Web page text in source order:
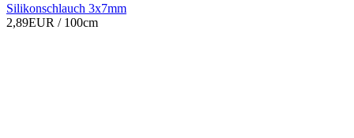
Silikonschlauch 3x7mm
2,89EUR / 100cm